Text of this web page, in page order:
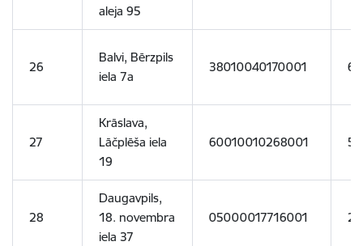
aleja 95
26
Balvi, Bērzpils
iela 7a
38010040170001
27
Krāslava,
Lāčplēša iela
19
60010010268001
28
Daugavpils,
18. novembra
iela 37
05000017716001